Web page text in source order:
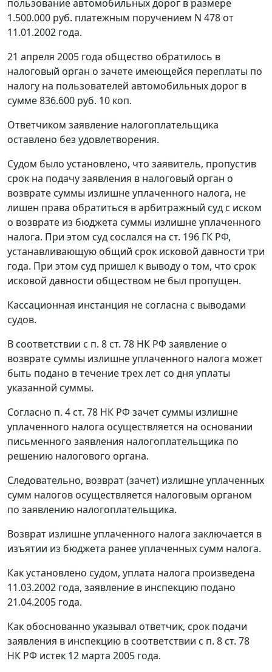
пользование автомобильных дорог в размере
1.500.000 руб. платежным поручением N 478 от
11.01.2002 года.
21 апреля 2005 года общество обратилось в
налоговый орган о зачете имеющейся переплаты по
налогу на пользователей автомобильных дорог в
сумме 836.600 руб. 10 коп.
Ответчиком заявление налогоплательщика
оставлено без удовлетворения.
Судом было установлено, что заявитель, пропустив
срок на подачу заявления в налоговый орган о
возврате суммы излишне уплаченного налога, не
лишен права обратиться в арбитражный суд с иском
о возврате из бюджета суммы излишне уплаченного
налога. При этом суд сослался на ст. 196 ГК РФ,
устанавливающую общий срок исковой давности три
года. При этом суд пришел к выводу о том, что срок
исковой давности обществом не был пропущен.
Кассационная инстанция не согласна с выводами
судов.
В соответствии с п. 8 ст. 78 НК РФ заявление о
возврате суммы излишне уплаченного налога может
быть подано в течение трех лет со дня уплаты
указанной суммы.
Согласно п. 4 ст. 78 НК РФ зачет суммы излишне
уплаченного налога осуществляется на основании
письменного заявления налогоплательщика по
решению налогового органа.
Следовательно, возврат (зачет) излишне уплаченных
сумм налогов осуществляется налоговым органом
по заявлению налогоплательщика.
Возврат излишне уплаченного налога заключается в
изъятии из бюджета ранее уплаченных сумм налога.
Как установлено судом, уплата налога произведена
11.03.2002 года, заявление в инспекцию подано
21.04.2005 года.
Как обоснованно указывал ответчик, срок подачи
заявления в инспекцию в соответствии с п. 8 ст. 78
НК РФ истек 12 марта 2005 года.